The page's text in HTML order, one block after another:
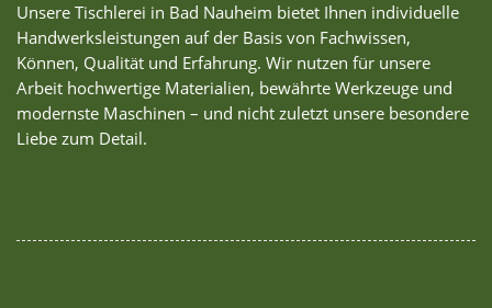
Unsere Tischlerei in Bad Nauheim bietet Ihnen individuelle
Handwerksleistungen auf der Basis von Fachwissen,
Können, Qualität und Erfahrung. Wir nutzen für unsere
Arbeit hochwertige Materialien, bewährte Werkzeuge und
modernste Maschinen – und nicht zuletzt unsere besondere
Liebe zum Detail.